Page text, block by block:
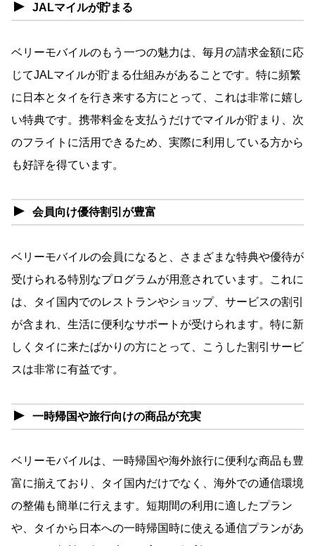
JALマイルが貯まる
ベリーモバイルのもう一つの魅力は、毎月の請求金額に応
じてJALマイルが貯まる仕組みがあることです。特に頻繁
に日本とタイを行き来する方にとって、これは非常に嬉し
い特典です。携帯料金を支払うだけでマイルが貯まり、次
のフライトに活用できるため、実際に利用している方から
も好評を得ています。
会員向け優待割引が豊富
ベリーモバイルの会員になると、さまざまな特典や優待が
受けられる特別なプログラムが用意されています。これに
は、タイ国内でのレストランやショップ、サービスの割引
が含まれ、生活に便利なサポートが受けられます。特に新
しくタイに来たばかりの方にとって、こうした割引サービ
スは非常に有益です。
一時帰国や旅行向けの商品が充実
ベリーモバイルは、一時帰国や海外旅行に便利な商品も豊
富に揃えており、タイ国内だけでなく、海外での通信環境
の整備も簡単に行えます。短期間の利用に適したプラン
や、タイから日本への一時帰国時に使える通信プランがあ